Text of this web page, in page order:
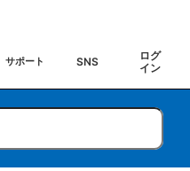
サポート SNS
ログ
イン